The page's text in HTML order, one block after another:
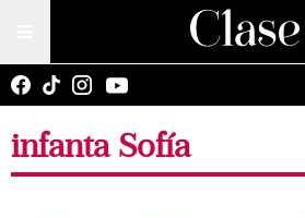
infanta Sofía